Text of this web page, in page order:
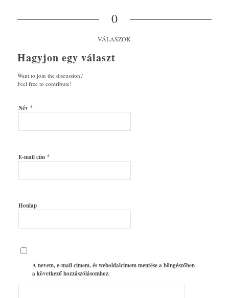
0
VÁLASZOK
Hagyjon egy választ
Want to join the discussion?
Feel free to contribute!
Név *
E-mail cím *
Honlap
A nevem, e-mail címem, és weboldalcímem mentése a böngészőben
a következő hozzászólásomhoz.